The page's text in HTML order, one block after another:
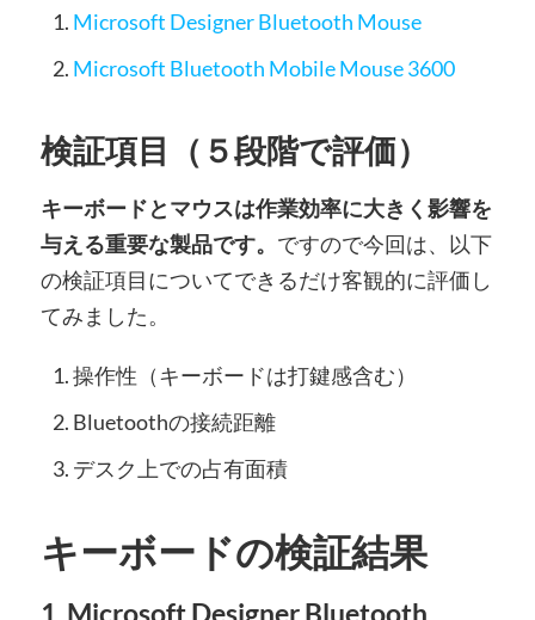
Microsoft Designer Bluetooth Mouse
Microsoft Bluetooth Mobile Mouse 3600
検証項目（５段階で評価）
キーボードとマウスは作業効率に大きく影響を
与える重要な製品です。 ですので今回は、以下
の検証項目についてできるだけ客観的に評価し
てみました。
操作性（キーボードは打鍵感含む）
Bluetoothの接続距離
デスク上での占有面積
キーボードの検証結果
1. Microsoft Designer Bluetooth